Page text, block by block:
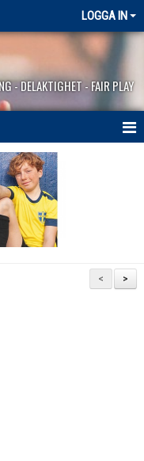
LOGGA IN
- DELAKTIGHET - FAIR PLAY
>
<